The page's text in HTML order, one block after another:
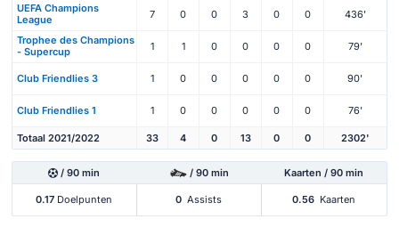
UEFA Champions
League
7 0 0 3 0 0 436'
Trophee des Champions
- Supercup
1 1 0 0 0 0 79'
Club Friendlies 3 1 0 0 0 0 0 90'
Club Friendlies 1 1 0 0 0 0 0 76'
Totaal 2021/2022 33 4 0 13 0 0 2302'
/ 90 min / 90 min Kaarten / 90 min
0.17 Doelpunten 0 Assists 0.56 Kaarten